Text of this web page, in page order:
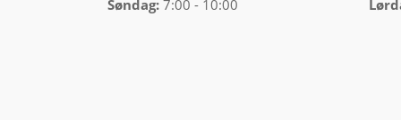
Søndag: 7:00 - 10:00